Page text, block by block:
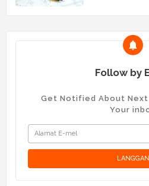
Follow by
Get Notified About
Your